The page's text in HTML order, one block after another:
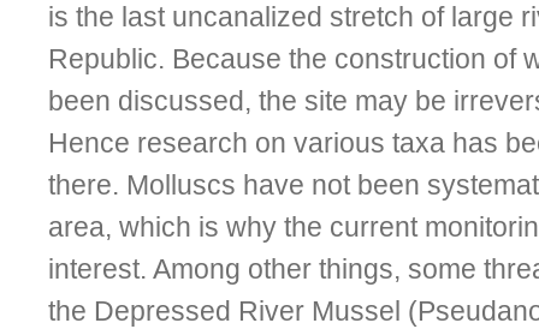
is the last uncanalized stretch of large
Republic. Because the construction of
been discussed, the site may be
Hence research on various taxa has
there. Molluscs have not been
area, which is why the current
interest. Among other things, some
the Depressed River Mussel